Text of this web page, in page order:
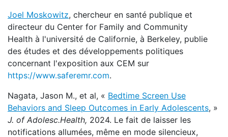
Joel Moskowitz, chercheur en santé publique et
directeur du Center for Family and Community
Health à l'université de Californie, à Berkeley, publie
des études et des développements politiques
concernant l'exposition aux CEM sur
https://www.saferemr.com.
Nagata, Jason M., et al, « Bedtime Screen Use
Behaviors and Sleep Outcomes in Early Adolescents, »
J. of Adolesc.Health, 2024. Le fait de laisser les
notifications allumées, même en mode silencieux,